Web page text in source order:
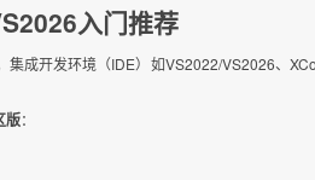
入门推荐
集成开发环境（IDE）如VS2022/VS2026、
版：